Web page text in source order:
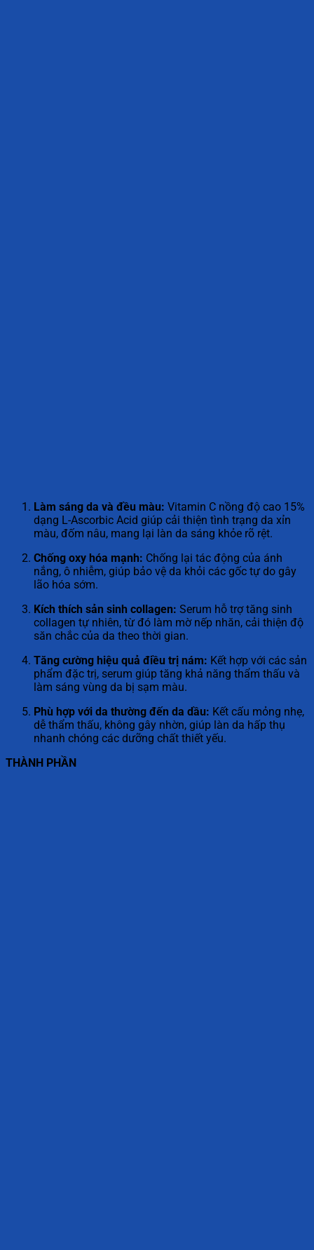
Làm sáng da và đều màu: Vitamin C nồng độ cao 15%
dạng L-Ascorbic Acid giúp cải thiện tình trạng da xỉn
màu, đốm nâu, mang lại làn da sáng khỏe rõ rệt.
Chống oxy hóa mạnh: Chống lại tác động của ánh
nắng, ô nhiễm, giúp bảo vệ da khỏi các gốc tự do gây
lão hóa sớm.
Kích thích sản sinh collagen: Serum hỗ trợ tăng sinh
collagen tự nhiên, từ đó làm mờ nếp nhăn, cải thiện độ
săn chắc của da theo thời gian.
Tăng cường hiệu quả điều trị nám: Kết hợp với các sản
phẩm đặc trị, serum giúp tăng khả năng thẩm thấu và
làm sáng vùng da bị sạm màu.
Phù hợp với da thường đến da dầu: Kết cấu mỏng nhẹ,
dễ thẩm thấu, không gây nhờn, giúp làn da hấp thụ
nhanh chóng các dưỡng chất thiết yếu.
THÀNH PHẦN